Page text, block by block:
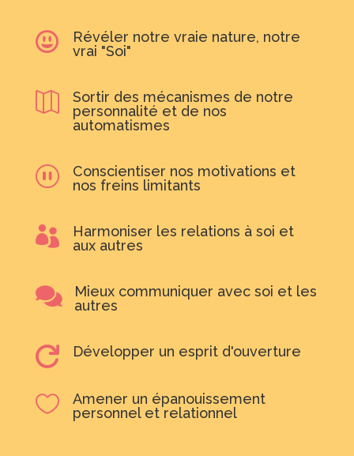

Révéler notre vraie nature, notre
vrai "Soi"

Sortir des mécanismes de notre
personnalité et de nos
automatismes
_
Conscientiser nos motivations et
nos freins limitants

Harmoniser les relations à soi et
aux autres

Mieux communiquer avec soi et les
autres
 Développer un esprit d'ouverture

Amener un épanouissement
personnel et relationnel